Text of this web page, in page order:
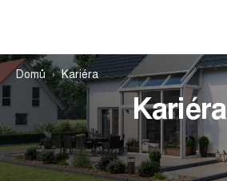
Domů Kariéra
Kariéra